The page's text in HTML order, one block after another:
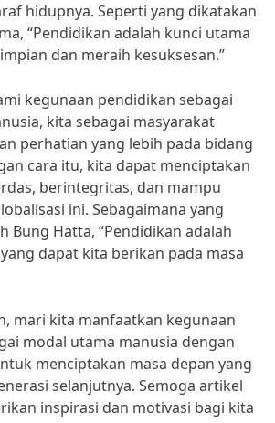
hidupnya. Seperti yang dikatakan
“Pendidikan adalah kunci utama
dan meraih kesuksesan.”
kegunaan pendidikan sebagai
kita sebagai masyarakat
perhatian yang lebih pada bidang
cara itu, kita dapat menciptakan
berintegritas, dan mampu
ini. Sebagaimana yang
Bung Hatta, “Pendidikan adalah
dapat kita berikan pada masa
mari kita manfaatkan kegunaan
modal utama manusia dengan
menciptakan masa depan yang
selanjutnya. Semoga artikel
inspirasi dan motivasi bagi kita